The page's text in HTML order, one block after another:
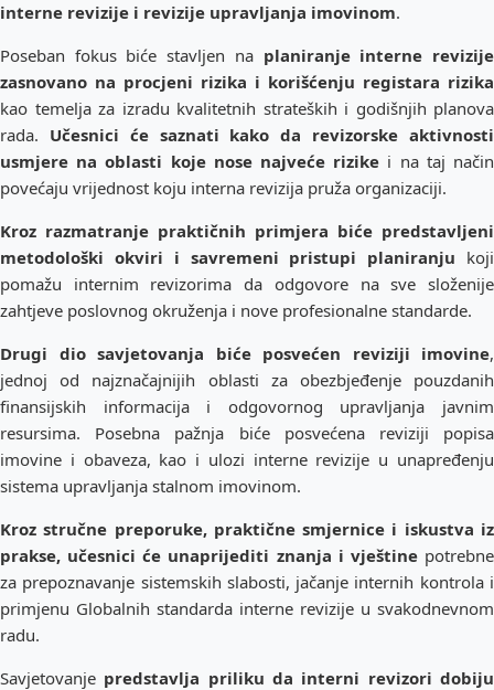
interne revizije i revizije upravljanja imovinom.
Poseban fokus biće stavljen na planiranje interne revizije
zasnovano na procjeni rizika i korišćenju registara rizika
kao temelja za izradu kvalitetnih strateških i godišnjih planova
rada. Učesnici će saznati kako da revizorske aktivnosti
usmjere na oblasti koje nose najveće rizike i na taj način
povećaju vrijednost koju interna revizija pruža organizaciji.
Kroz razmatranje praktičnih primjera biće predstavljeni
metodološki okviri i savremeni pristupi planiranju koji
pomažu internim revizorima da odgovore na sve složenije
zahtjeve poslovnog okruženja i nove profesionalne standarde.
Drugi dio savjetovanja biće posvećen reviziji imovine,
jednoj od najznačajnijih oblasti za obezbjeđenje pouzdanih
finansijskih informacija i odgovornog upravljanja javnim
resursima. Posebna pažnja biće posvećena reviziji popisa
imovine i obaveza, kao i ulozi interne revizije u unapređenju
sistema upravljanja stalnom imovinom.
Kroz stručne preporuke, praktične smjernice i iskustva iz
prakse, učesnici će unaprijediti znanja i vještinepotrebne
za prepoznavanje sistemskih slabosti, jačanje internih kontrola i
primjenu Globalnih standarda interne revizije u svakodnevnom
radu.
Savjetovanje predstavlja priliku da interni revizori dobiju